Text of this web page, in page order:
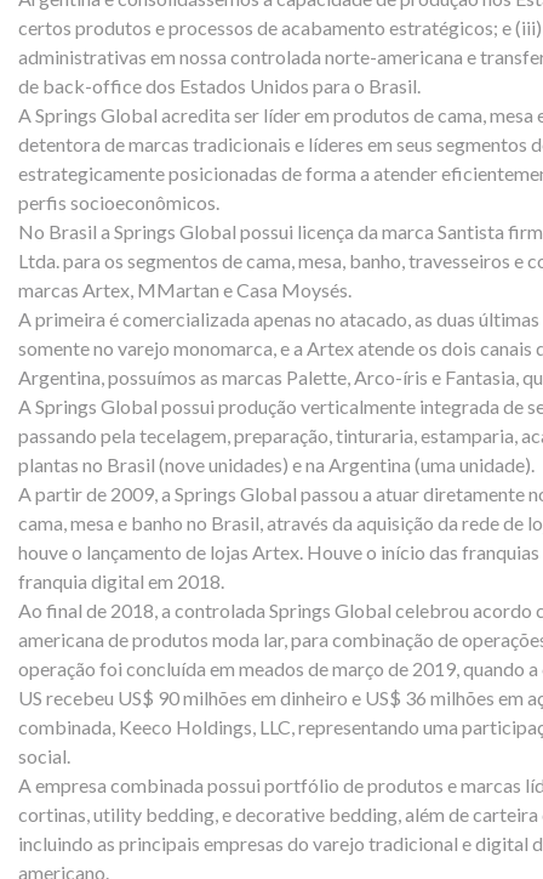
certos produtos e processos de acabamento estratégicos; e
administrativas em nossa controlada norte-americana e
de back-office dos Estados Unidos para o Brasil.
A Springs Global acredita ser líder em produtos de cama, mesa
detentora de marcas tradicionais e líderes em seus segmentos
estrategicamente posicionadas de forma a atender
perfis socioeconômicos.
No Brasil a Springs Global possui licença da marca Santista
Ltda. para os segmentos de cama, mesa, banho, travesseiros e
marcas Artex, MMartan e Casa Moysés.
A primeira é comercializada apenas no atacado, as duas
somente no varejo monomarca, e a Artex atende os dois canais
Argentina, possuímos as marcas Palette, Arco-íris e Fantasia,
A Springs Global possui produção verticalmente integrada de
passando pela tecelagem, preparação, tinturaria, estamparia,
plantas no Brasil (nove unidades) e na Argentina (uma unidade).
A partir de 2009, a Springs Global passou a atuar diretamente
cama, mesa e banho no Brasil, através da aquisição da rede de
houve o lançamento de lojas Artex. Houve o início das
franquia digital em 2018.
Ao final de 2018, a controlada Springs Global celebrou acordo
americana de produtos moda lar, para combinação de
operação foi concluída em meados de março de 2019, quando
US recebeu US$ 90 milhões em dinheiro e US$ 36 milhões em
combinada, Keeco Holdings, LLC, representando uma
social.
A empresa combinada possui portfólio de produtos e marcas
cortinas, utility bedding, e decorative bedding, além de
incluindo as principais empresas do varejo tradicional e digital
americano.